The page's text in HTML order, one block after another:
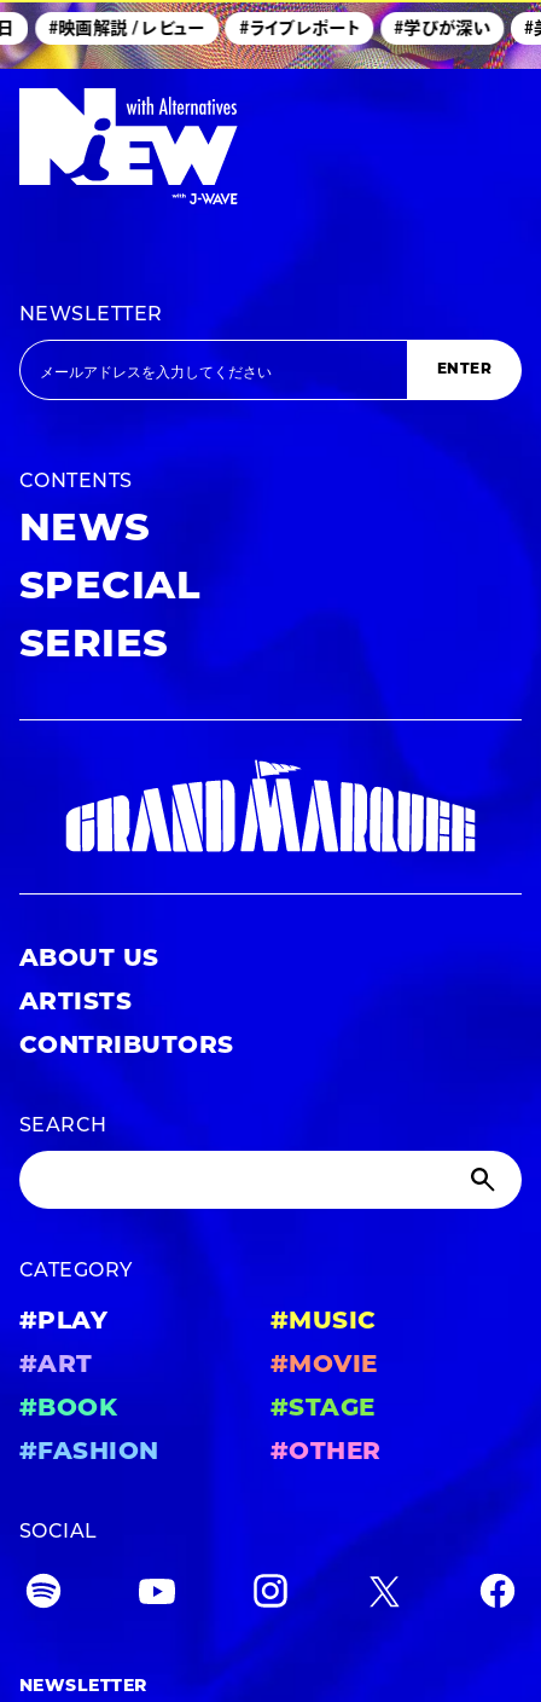
#映画解説 / レビュー #ライブレポート #学びが深い #
NEWSLETTER
ENTER
CONTENTS
NEWS
SPECIAL
SERIES
ABOUT US
ARTISTS
CONTRIBUTORS
SEARCH
CATEGORY
#PLAY
#MUSIC
#ART
#MOVIE
#BOOK
#STAGE
#FASHION
#OTHER
SOCIAL
NEWSLETTER